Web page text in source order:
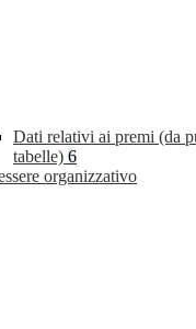
Dati relativi ai premi (da
tabelle) 6
organizzativo